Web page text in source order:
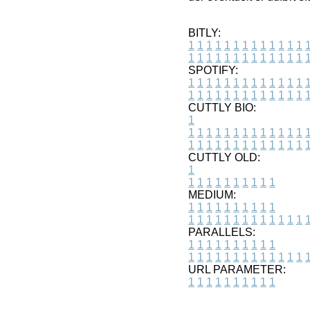
BITLY:
1 1 1 1 1 1 1 1 1 1 1 1 1 1
1 1 1 1 1 1 1 1 1 1 1 1 1 1
SPOTIFY:
1 1 1 1 1 1 1 1 1 1 1 1 1 1
1 1 1 1 1 1 1 1 1 1 1 1 1 1
CUTTLY BIO:
1
1 1 1 1 1 1 1 1 1 1 1 1 1 1
1 1 1 1 1 1 1 1 1 1 1 1 1 1
CUTTLY OLD:
1
1 1 1 1 1 1 1 1 1 1
MEDIUM:
1 1 1 1 1 1 1 1 1 1
1 1 1 1 1 1 1 1 1 1 1 1 1 1
PARALLELS:
1 1 1 1 1 1 1 1 1 1
1 1 1 1 1 1 1 1 1 1 1 1 1 1
URL PARAMETER:
1 1 1 1 1 1 1 1 1 1